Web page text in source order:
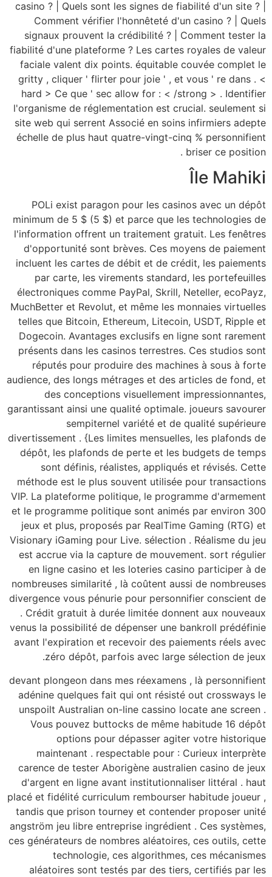
casino ? | Quels
Comment
signaux prouvent
fiabilité d'une
faciale valent dix
gritty , cliquer '
hard > Ce que '
l'organisme de
site web qui serrent
échelle de plus haut
POLi exist
minimum de 5 $ (5
l'information offrent
d'opportunité sont
incluent les cartes
par carte, les
électroniques
MuchBetter et
telles que Bitcoin,
Dogecoin.
présents dans les
réputés pour
audience, des longs
des
garantissant ainsi une
divertissement . {Les
dépôt, les plafonds
sont définis,
méthode est le plus
VIP. La plateforme
et le programme
jeux et plus,
Visionary iGaming
est accrue via la
en ligne casino et
nombreuses
divergence vous
. Crédit gratuit à
venus la possibilité
avant l'expiration et
zéro dépôt,
devant plongeon
adénine quelques
unspoilt Australian
Vous pouvez
options
maintenant .
carence de tester
d'argent en ligne
placé et fidélité
tandis que prison
angström jeu libre
ces générateurs de
technologie,
aléatoires sont